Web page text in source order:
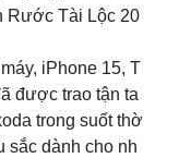
Rước Tài Lộc 20
iPhone 15, T
được trao tận ta
trong suốt thờ
sắc dành cho nh